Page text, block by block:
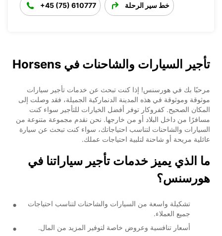
+45 (75) 610777 خط سير الرحلة
تأجير السيارات والشاحنات في Horsens
مرحبًا بك في هورسنس! إذا كنت تبحث عن خدمات تأجير سيارات
موثوقة وموثوقة في هذه المدينة الدنماركية الجميلة، فقد وصلت إلى
المكان الصحيح. كفروكار توفر أفضل الخيارات للتأجير سواء كنت
مسافرًا من داخل البلاد أو من خارجها. نحن نقدم مجموعة متنوعة من
السيارات والشاحنات لتناسب احتياجاتك، سواء كنت تبحث عن سيارة
عائلية مريحة أو شاحنة لتلبية احتياجات عملك.
ما الذي يميز خدمات تأجير سياراتنا في
هورسنس؟
تشكيلة واسعة من السيارات والشاحنات لتناسب احتياجات
جميع العملاء.
أسعار تنافسية وعروض خاصة لتوفير المزيد من المال.